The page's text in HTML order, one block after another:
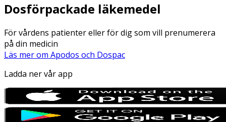
Dosförpackade läkemedel
För vårdens patienter eller för dig som vill prenumerera
på din medicin
Läs mer om Apodos och Dospac
Ladda ner vår app